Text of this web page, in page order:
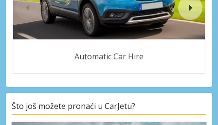
Automatic Car Hire
Što još možete pronaći u CarJetu?